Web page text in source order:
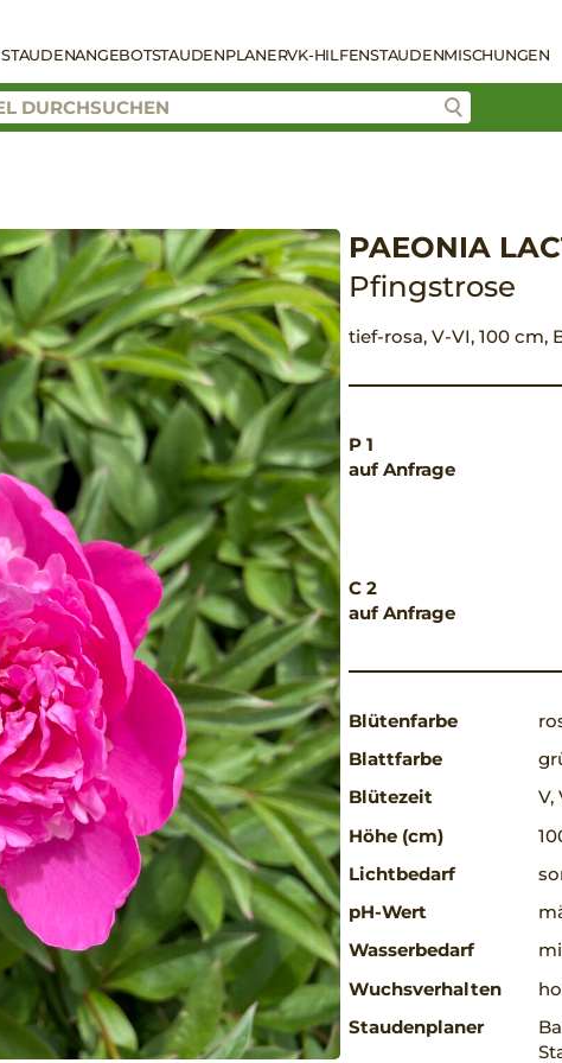
STAUDENANGEBOTSTAUDENPLANERVK-HILFENSTAUDENMISCHUNGEN
PAEONIA
Pfingstrose
tief-rosa, V-VI, 100 cm,
P 1
auf Anfrage
C 2
auf Anfrage
Blütenfarbe
Blattfarbe
Blütezeit
V,
Höhe (cm)
Lichtbedarf
pH-Wert
Wasserbedarf
Wuchsverhalten
Staudenplaner